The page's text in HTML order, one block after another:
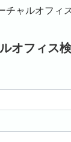
ャルオフィ
オフィス